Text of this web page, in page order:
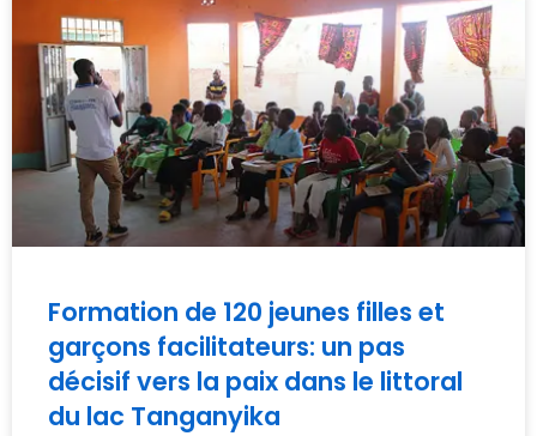
Formation de 120 jeunes filles et
garçons facilitateurs: un pas
décisif vers la paix dans le littoral
du lac Tanganyika